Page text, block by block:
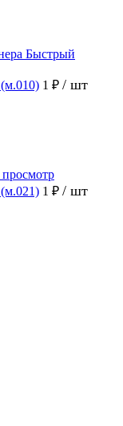
Быстрый
1 ₽ / шт
1 ₽ / шт